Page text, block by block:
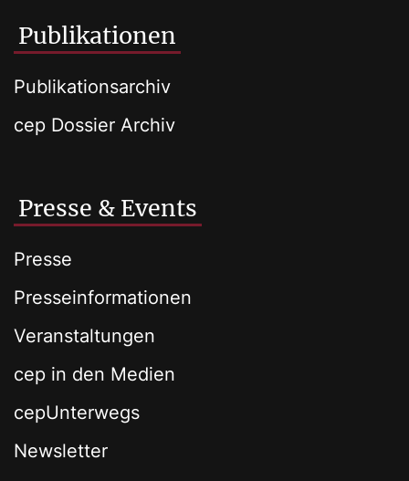
Publikationen
Publikationsarchiv
cep Dossier Archiv
Presse & Events
Presse
Presseinformationen
Veranstaltungen
cep in den Medien
cepUnterwegs
Newsletter